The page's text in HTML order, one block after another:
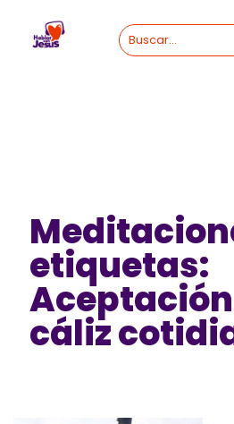
content
etiquetas:
cáliz